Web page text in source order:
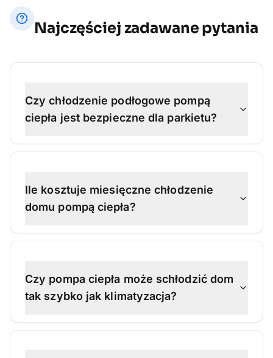
Najczęściej zadawane pytania
Czy chłodzenie podłogowe pompą
ciepła jest bezpieczne dla parkietu?
Ile kosztuje miesięczne chłodzenie
domu pompą ciepła?
Czy pompa ciepła może schłodzić dom
tak szybko jak klimatyzacja?